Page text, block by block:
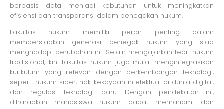
berbasis data menjadi kebutuhan untuk meningkatkan
efisiensi dan transparansi dalam penegakan hukum.
Fakultas hukum memiliki peran penting dalam
mempersiapkan generasi penegak hukum yang siap
menghadapi perubahan ini. Selain mengajarkan teori hukum
tradisional, kini fakultas hukum juga mulai mengintegrasikan
kurikulum yang relevan dengan perkembangan teknologi,
seperti hukum siber, hak kekayaan intelektual di dunia digital,
dan regulasi teknologi baru. Dengan pendekatan ini,
diharapkan mahasiswa hukum dapat memahami dan